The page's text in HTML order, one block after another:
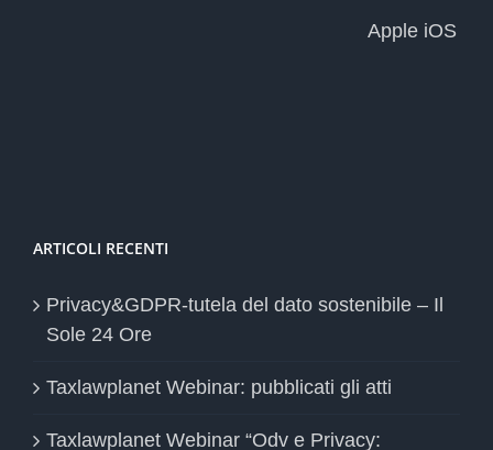
Apple iOS
ARTICOLI RECENTI
Privacy&GDPR-tutela del dato sostenibile – Il
Sole 24 Ore
Taxlawplanet Webinar: pubblicati gli atti
Taxlawplanet Webinar “Odv e Privacy: